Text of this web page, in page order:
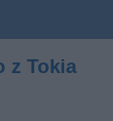
z Tokia